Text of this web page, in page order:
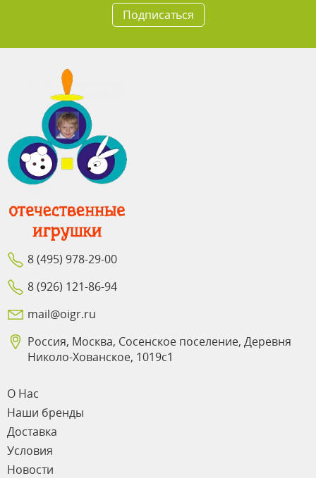
Подписаться
8 (495) 978-29-00
8 (926) 121-86-94
mail@oigr.ru
Россия, Москва, Сосенское поселение, Деревня
Николо-Хованское, 1019с1
О Нас
Наши бренды
Доставка
Условия
Новости